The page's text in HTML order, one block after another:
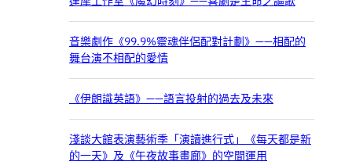
音樂劇作《99.9%靈魂伴侶配對計劃》——相配的
舞台演不相配的愛情
《伊朗識英語》——語言投射的過去及未來
淺談大館表演藝術季「演讀進行式」《每天都是新
的一天》及《午夜故事畫廊》的空間運用